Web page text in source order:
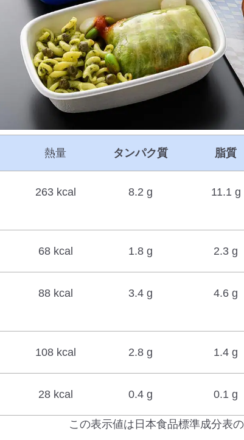
熱量 タンパク質 脂質
263 kcal 8.2 g 11.1 g
68 kcal 1.8 g 2.3 g
88 kcal 3.4 g 4.6 g
108 kcal 2.8 g 1.4 g
28 kcal 0.4 g 0.1 g
この表示値は日本食品標準成分表